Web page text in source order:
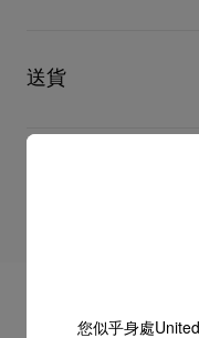
- 尺寸：高 13 x 長 30 x
革產品需要深層清潔或
心儀的設計耐用經年。
送貨
以 DHL Express 運送 -
部分地區可能需要額外
估計送貨時間按照加快
送貨日期起計30天內可
換貨視乎產品存貨而定
如需更多資訊，瀏覽退
您似乎身處